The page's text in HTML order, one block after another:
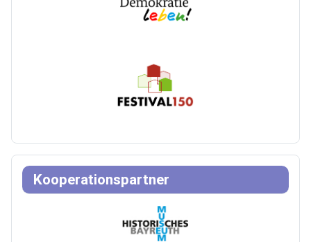
Kooperationspartner